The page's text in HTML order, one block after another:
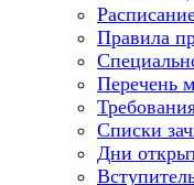
Правила
Перечень
Списки
Дни